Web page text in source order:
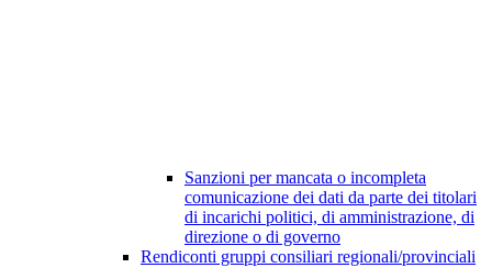
Sanzioni per mancata o incompleta
comunicazione dei dati da parte dei titolari
di incarichi politici, di amministrazione, di
direzione o di governo
Rendiconti gruppi consiliari regionali/provinciali